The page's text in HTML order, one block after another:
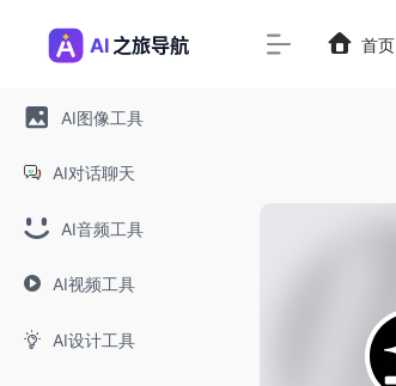
AI图像工具
AI对话聊天
AI音频工具
AI视频工具
AI设计工具
首页